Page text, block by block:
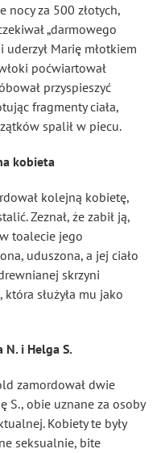
nocy za 500 złotych,
„darmowego
uderzył Marię młotkiem
poćwiartował
przyspieszyć
fragmenty ciała,
spalił w piecu.
kobieta
kolejną kobietę,
Zeznał, że zabił ją,
toalecie jego
uduszona, a jej ciało
skrzyni
służyła mu jako
i Helga S.
zamordował dwie
S., obie uznane za osoby
Kobiety te były
seksualnie, bite